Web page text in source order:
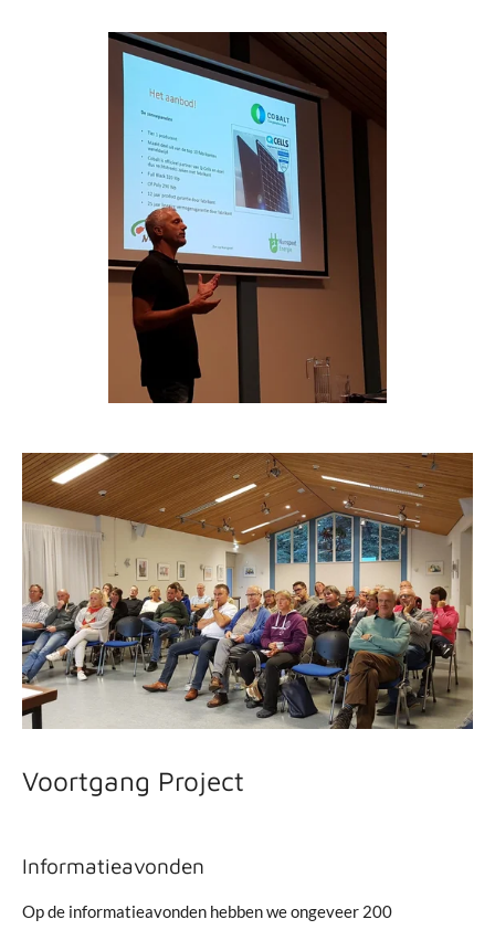
Voortgang Project
Informatieavonden
Op de informatieavonden hebben we ongeveer 200